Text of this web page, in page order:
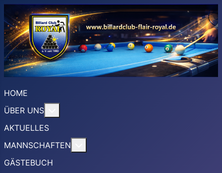
HOME
ÜBER UNS
AKTUELLES
MANNSCHAFTEN
GÄSTEBUCH